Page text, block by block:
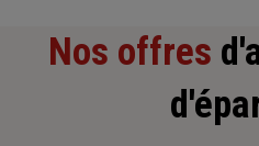
Nos offres